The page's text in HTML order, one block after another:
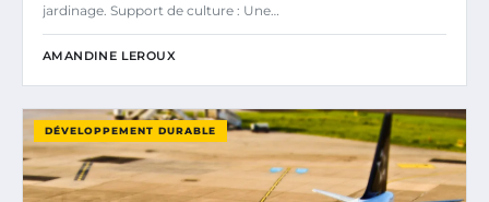
jardinage. Support de culture : Une…
AMANDINE LEROUX
DÉVELOPPEMENT DURABLE